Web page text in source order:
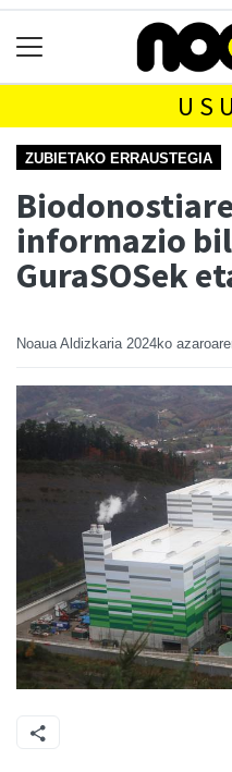
ZUBIETAKO ERRAUSTEGIA
informazio
GuraSOSek
Noaua Aldizkaria 2024ko